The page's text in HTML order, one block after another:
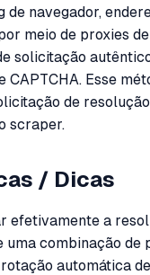
navegador,
meio de proxies
solicitação
CAPTCHA. Esse
de
scraper.
/ Dicas
efetivamente a
uma combinação de
automática